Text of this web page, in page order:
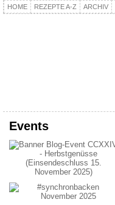
HOME REZEPTE A-Z ARCHIV
Events